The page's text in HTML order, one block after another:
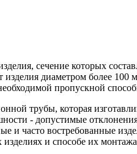
сечение которых
диаметром более 100
пропускной
трубы, которая
- допустимые
часто востребованные
и способе их